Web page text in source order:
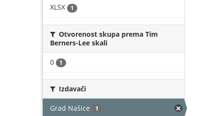
XLSX 1
Otvorenost skupa prema Tim
Berners-Lee skali
0 1
Izdavači
Grad Našice 1